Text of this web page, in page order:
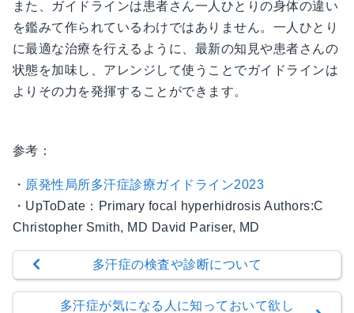
また、ガイドラインは患者さん一人ひとりの身体の違い
を鑑みて作られているわけではありません。一人ひとり
に最適な治療を行えるように、最新の知見や患者さんの
状態を加味し、アレンジして使うことでガイドラインは
よりその力を発揮することができます。
参考：
・ 原発性局所多汗症診療ガイドライン2023
・UpToDate：Primary focal hyperhidrosis Authors:C
Christopher Smith, MD David Pariser, MD
多汗症の検査や診断について
多汗症が気になる人に知っておいて欲し